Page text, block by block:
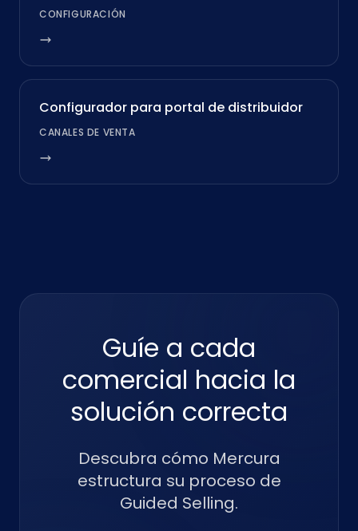
CONFIGURACIÓN
Configurador para portal de distribuidor
CANALES DE VENTA
Guíe a cada
comercial hacia la
solución correcta
Descubra cómo Mercura
estructura su proceso de
Guided Selling.